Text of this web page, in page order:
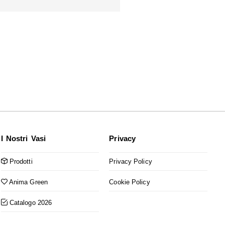
I Nostri Vasi
Prodotti
Anima Green
Catalogo 2026
Privacy
Privacy Policy
Cookie Policy